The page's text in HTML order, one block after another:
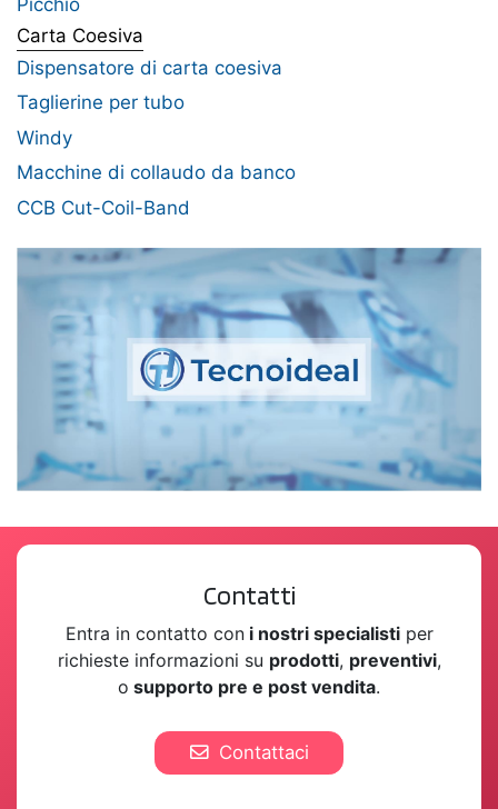
Carta Coesiva
Dispensatore di carta coesiva
Taglierine per tubo
Windy
Macchine di collaudo da banco
CCB Cut-Coil-Band
Contatti
Entra in contatto coni nostri specialistiper
richieste informazioni su prodotti, preventivi,
o supporto pre e post vendita.
Contattaci